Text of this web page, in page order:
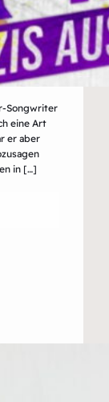
Songwriter
eine Art
er aber
in […]